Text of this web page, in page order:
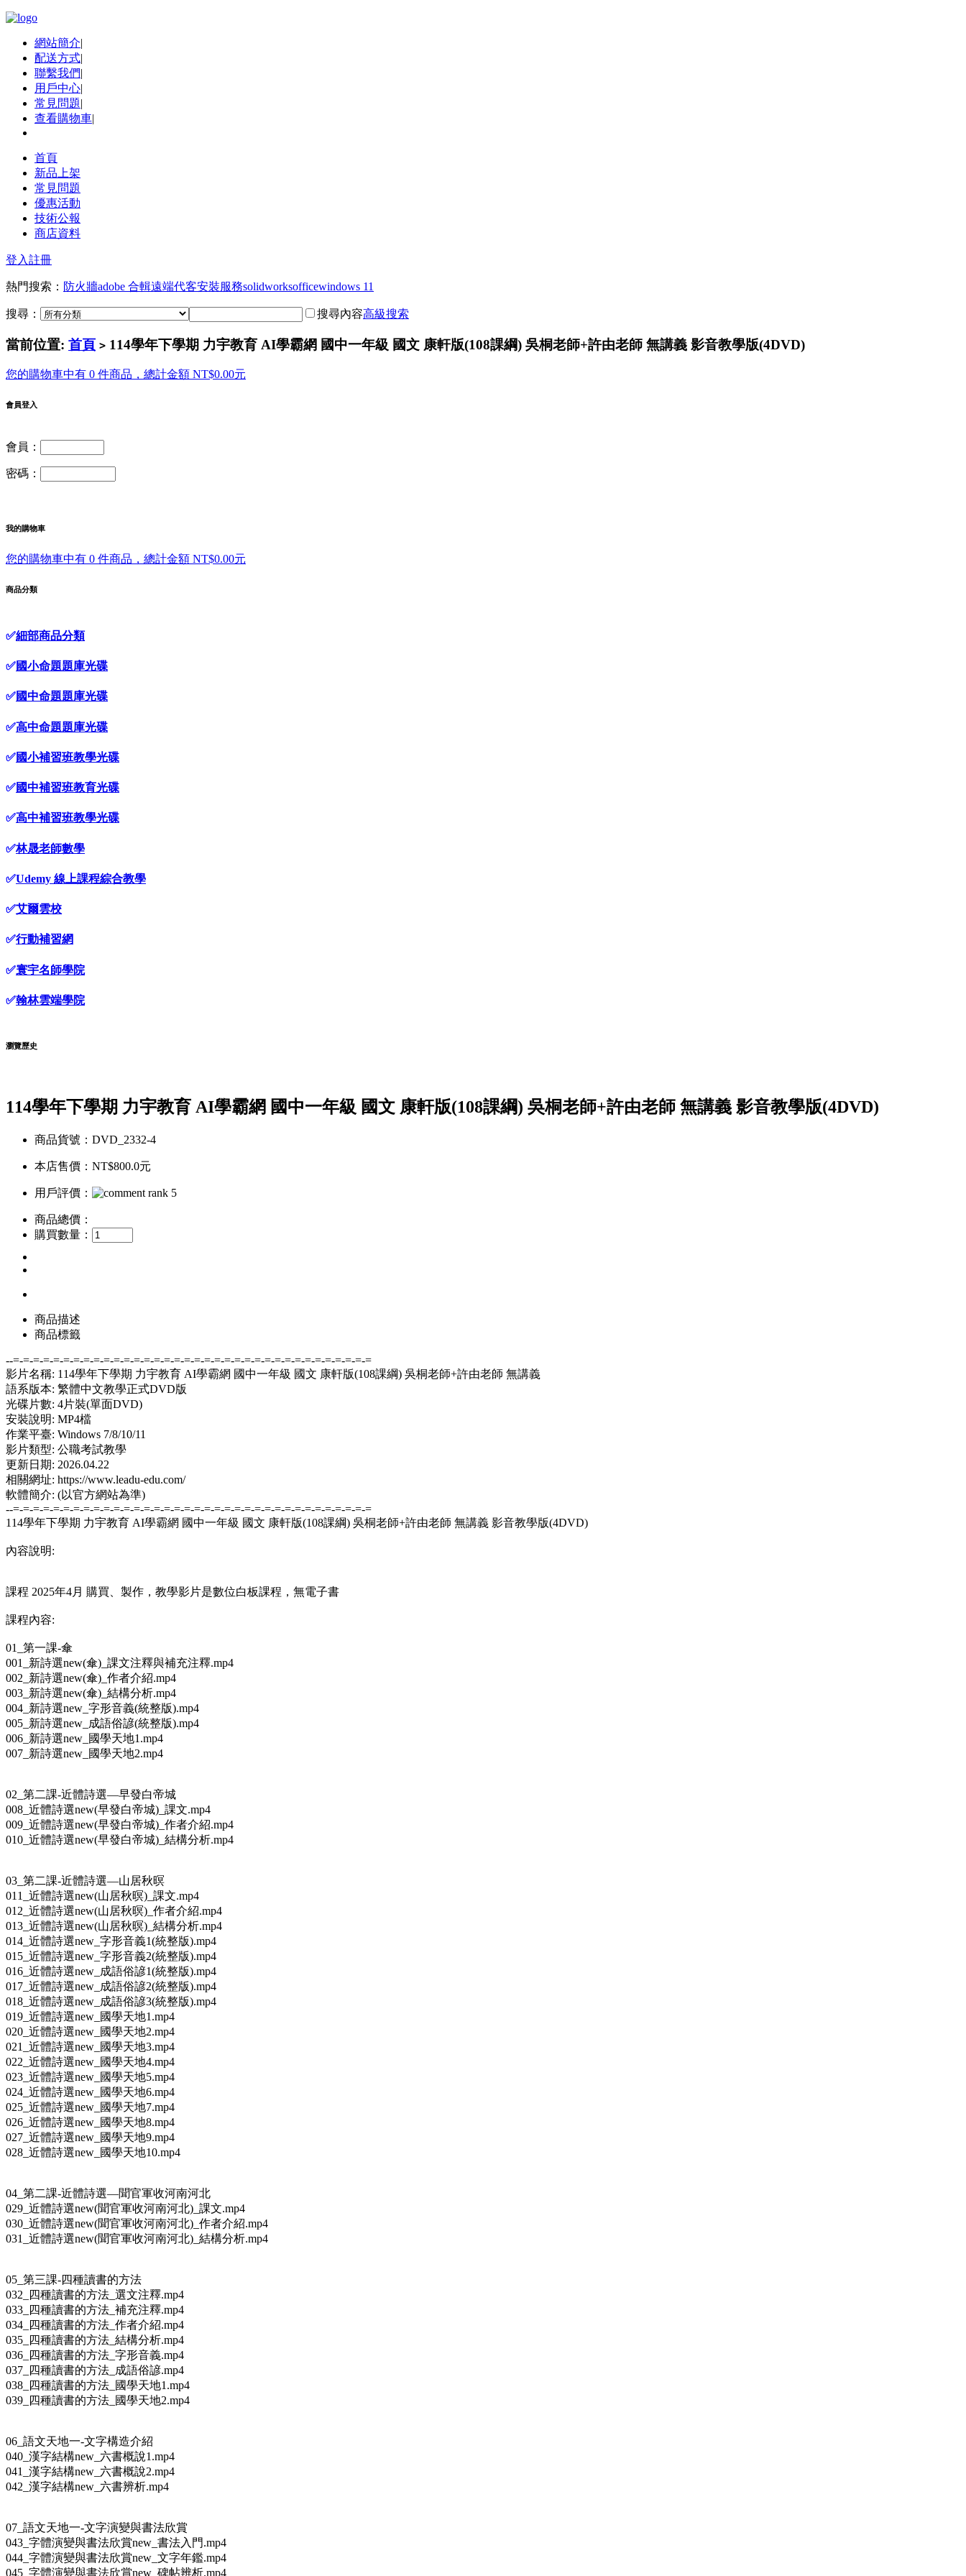
網站簡介|
配送方式|
聯繫我們|
用戶中心|
常見問題|
查看購物車|
首頁
新品上架
常見問題
優惠活動
技術公報
商店資料
登入註冊
熱門搜索： 防火牆adobe 合輯遠端代客安裝服務solidworksofficewindows 11
搜尋： 搜尋內容高級搜索
當前位置: 首頁 > 114學年下學期 力宇教育 AI學霸網 國中一年級 國文 康軒版(108課綱) 吳桐老師+許由老師 無講義 影音教學版(4DVD)
您的購物車中有 0 件商品，總計金額 NT$0.00元
會員登入
會員：
密碼：
我的購物車
您的購物車中有 0 件商品，總計金額 NT$0.00元
商品分類
✅細部商品分類
✅國小命題題庫光碟
✅國中命題題庫光碟
✅高中命題題庫光碟
✅國小補習班教學光碟
✅國中補習班教育光碟
✅高中補習班教學光碟
✅林晟老師數學
✅Udemy 線上課程綜合教學
✅艾爾雲校
✅行動補習網
✅寰宇名師學院
✅翰林雲端學院
瀏覽歷史
114學年下學期 力宇教育 AI學霸網 國中一年級 國文 康軒版(108課綱) 吳桐老師+許由老師 無講義 影音教學版(4DVD)
商品貨號：DVD_2332-4
本店售價： NT$800.0元
用戶評價：
商品總價：
購買數量：
商品描述
商品標籤
--=-=-=-=-=-=-=-=-=-=-=-=-=-=-=-=-=-=-=-=-=-=-=-=-=-=-=-=-=-=-=-=-=-=-=-=
影片名稱: 114學年下學期 力宇教育 AI學霸網 國中一年級 國文 康軒版(108課綱) 吳桐老師+許由老師 無講義
語系版本: 繁體中文教學正式DVD版
光碟片數: 4片裝(單面DVD)
安裝說明: MP4檔
作業平臺: Windows 7/8/10/11
影片類型: 公職考試教學
更新日期: 2026.04.22
相關網址: https://www.leadu-edu.com/
軟體簡介: (以官方網站為準)
--=-=-=-=-=-=-=-=-=-=-=-=-=-=-=-=-=-=-=-=-=-=-=-=-=-=-=-=-=-=-=-=-=-=-=-=
114學年下學期 力宇教育 AI學霸網 國中一年級 國文 康軒版(108課綱) 吳桐老師+許由老師 無講義 影音教學版(4DVD)
內容說明:
課程 2025年4月 購買、製作，教學影片是數位白板課程，無電子書
課程內容:
01_第一課-傘
001_新詩選new(傘)_課文注釋與補充注釋.mp4
002_新詩選new(傘)_作者介紹.mp4
003_新詩選new(傘)_結構分析.mp4
004_新詩選new_字形音義(統整版).mp4
005_新詩選new_成語俗諺(統整版).mp4
006_新詩選new_國學天地1.mp4
007_新詩選new_國學天地2.mp4
02_第二課-近體詩選—早發白帝城
008_近體詩選new(早發白帝城)_課文.mp4
009_近體詩選new(早發白帝城)_作者介紹.mp4
010_近體詩選new(早發白帝城)_結構分析.mp4
03_第二課-近體詩選—山居秋暝
011_近體詩選new(山居秋暝)_課文.mp4
012_近體詩選new(山居秋暝)_作者介紹.mp4
013_近體詩選new(山居秋暝)_結構分析.mp4
014_近體詩選new_字形音義1(統整版).mp4
015_近體詩選new_字形音義2(統整版).mp4
016_近體詩選new_成語俗諺1(統整版).mp4
017_近體詩選new_成語俗諺2(統整版).mp4
018_近體詩選new_成語俗諺3(統整版).mp4
019_近體詩選new_國學天地1.mp4
020_近體詩選new_國學天地2.mp4
021_近體詩選new_國學天地3.mp4
022_近體詩選new_國學天地4.mp4
023_近體詩選new_國學天地5.mp4
024_近體詩選new_國學天地6.mp4
025_近體詩選new_國學天地7.mp4
026_近體詩選new_國學天地8.mp4
027_近體詩選new_國學天地9.mp4
028_近體詩選new_國學天地10.mp4
04_第二課-近體詩選—聞官軍收河南河北
029_近體詩選new(聞官軍收河南河北)_課文.mp4
030_近體詩選new(聞官軍收河南河北)_作者介紹.mp4
031_近體詩選new(聞官軍收河南河北)_結構分析.mp4
05_第三課-四種讀書的方法
032_四種讀書的方法_選文注釋.mp4
033_四種讀書的方法_補充注釋.mp4
034_四種讀書的方法_作者介紹.mp4
035_四種讀書的方法_結構分析.mp4
036_四種讀書的方法_字形音義.mp4
037_四種讀書的方法_成語俗諺.mp4
038_四種讀書的方法_國學天地1.mp4
039_四種讀書的方法_國學天地2.mp4
06_語文天地一-文字構造介紹
040_漢字結構new_六書概說1.mp4
041_漢字結構new_六書概說2.mp4
042_漢字結構new_六書辨析.mp4
07_語文天地一-文字演變與書法欣賞
043_字體演變與書法欣賞new_書法入門.mp4
044_字體演變與書法欣賞new_文字年鑑.mp4
045_字體演變與書法欣賞new_碑帖辨析.mp4